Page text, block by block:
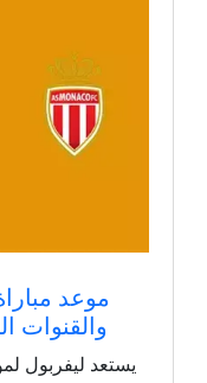
والقنوات
يستعد ليفربول